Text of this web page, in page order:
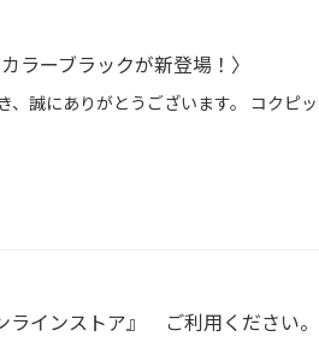
ラーブラックが新登場！〉
ラインストア』 ご利用ください。